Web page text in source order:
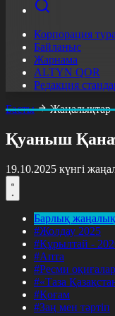
Корпорация
Байланыс
Жарнама
ALTYN QOR
Редакция
Басты
Жаңалықтар
Қуаныш
19.10.2025 күнгі
Барлық
#Жолдау 2025
#Құрылтай -
#Апта
#Ресми оқиғалар
#«Таза
#Қоғам
#Заң мен тәртіп